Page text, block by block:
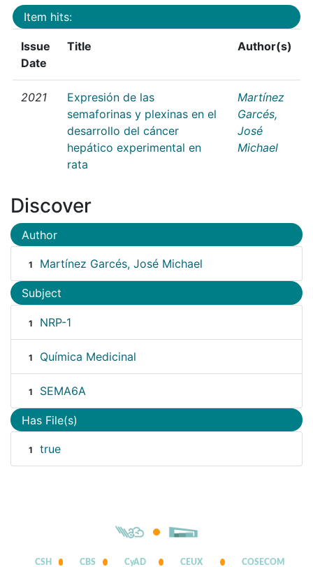
Item hits:
Issue
Date
Title Author(s)
2021
Expresión de las
semaforinas y plexinas en el
desarrollo del cáncer
hepático experimental en
rata
Martínez
Garcés,
José
Michael
Discover
Author
1 Martínez Garcés, José Michael
Subject
1 NRP-1
1 Química Medicinal
1 SEMA6A
Has File(s)
1 true
CSH CBS CyAD CEUX COSECOM